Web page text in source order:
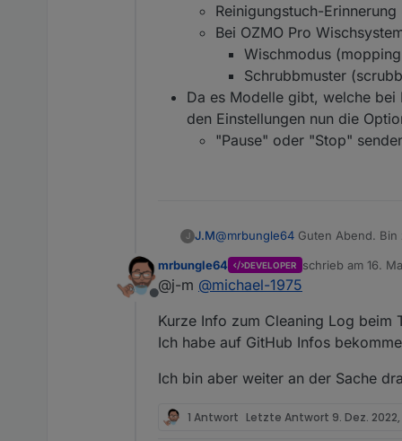
Aktuelle Versionen
Stadium
Stable
Beta
Aktuell gibt es
Das betrifft
ältere
Die Generierung
Deebot X1, X2, T20
Weitere Informationen:
Informationen und
Datenpunkte
Möglichkeit für sonstiges
Informationen und
Nützliche Links:
Reinigungstuch-
Bei OZMO Pro
Wischmodus
Schrubbmuster
Da es Modelle gibt, welche
den Einstellungen nun die
"Pause" oder "Stop"
J J.M@mrbungle64 Guten Abend.
Offline
mrbungle64 DEVELOPER schrieb am 16.
zuletzt editiert
@j-m @michael-1975
Kurze Info zum Cleaning Log beim
Ich habe auf GitHub Infos
Ich bin aber weiter an der Sache
1 Antwort Letzte Antwort 9. Dez. 2022,